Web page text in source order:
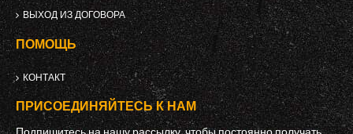
ВЫХОД ИЗ ДОГОВОРА
ПОМОЩЬ
КОНТАКТ
ПРИСОЕДИНЯЙТЕСЬ К НАМ